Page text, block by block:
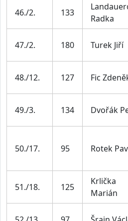
46./2. 133
Radka
47./2. 180 Turek Jiří
48./12. 127 Fic
49./3. 134 Dvořák
50./17. 95 Rotek
51./18. 125
Krlička
Marián